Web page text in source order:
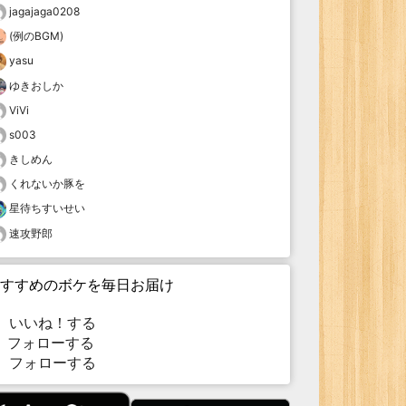
jagajaga0208
(例のBGM)
yasu
ゆきおしか
ViVi
s003
きしめん
くれないか豚を
星待ちすいせい
速攻野郎
すめのボケを毎日お届け
いいね！する
ォローする
フォローする